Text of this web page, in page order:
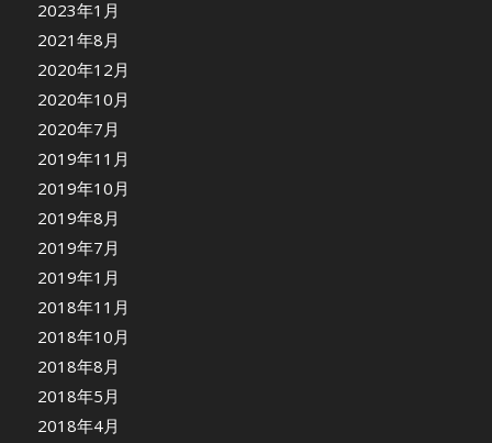
2023年1月
2021年8月
2020年12月
2020年10月
2020年7月
2019年11月
2019年10月
2019年8月
2019年7月
2019年1月
2018年11月
2018年10月
2018年8月
2018年5月
2018年4月